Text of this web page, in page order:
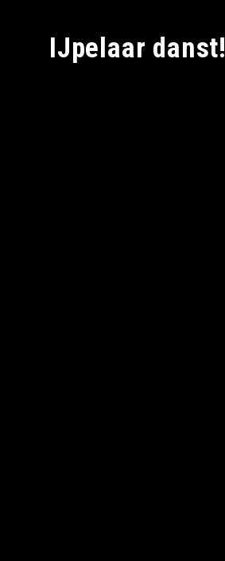
IJpelaar danst!